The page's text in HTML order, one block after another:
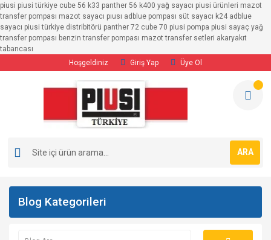
piusi piusi türkiye cube 56 k33 panther 56 k400 yağ sayacı piusi ürünleri mazot
transfer pompası mazot sayacı pıusı adblue pompası süt sayacı k24 adblue
sayacı piusi türkiye distribitörü panther 72 cube 70 piusi pompa piusi sayaç yağ
transfer pompası benzin transfer pompası mazot transfer setleri akaryakıt
tabancası
Hoşgeldiniz
Giriş Yap Üye Ol
ARA
Blog Kategorileri